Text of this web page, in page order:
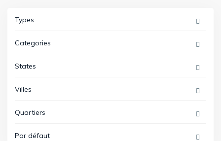
Types
Categories
States
Villes
Quartiers
Par défaut